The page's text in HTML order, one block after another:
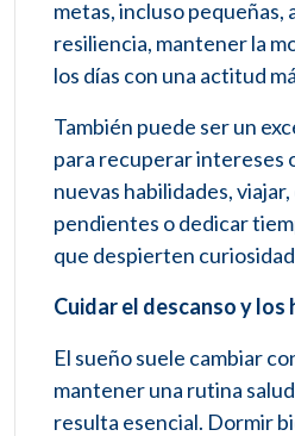
metas, incluso pequeñas,
resiliencia, mantener la
los días con una actitud
También puede ser un
para recuperar intereses
nuevas habilidades,
pendientes o dedicar
que despierten
Cuidar el descanso y los
El sueño suele cambiar
mantener una rutina
resulta esencial. Dormir